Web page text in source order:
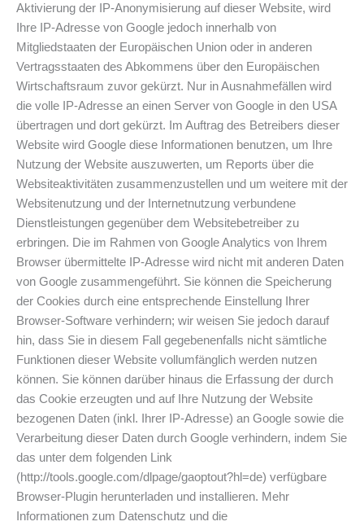
Aktivierung der IP-Anonymisierung auf dieser Website, wird
Ihre IP-Adresse von Google jedoch innerhalb von
Mitgliedstaaten der Europäischen Union oder in anderen
Vertragsstaaten des Abkommens über den Europäischen
Wirtschaftsraum zuvor gekürzt. Nur in Ausnahmefällen wird
die volle IP-Adresse an einen Server von Google in den USA
übertragen und dort gekürzt. Im Auftrag des Betreibers dieser
Website wird Google diese Informationen benutzen, um Ihre
Nutzung der Website auszuwerten, um Reports über die
Websiteaktivitäten zusammenzustellen und um weitere mit der
Websitenutzung und der Internetnutzung verbundene
Dienstleistungen gegenüber dem Websitebetreiber zu
erbringen. Die im Rahmen von Google Analytics von Ihrem
Browser übermittelte IP-Adresse wird nicht mit anderen Daten
von Google zusammengeführt. Sie können die Speicherung
der Cookies durch eine entsprechende Einstellung Ihrer
Browser-Software verhindern; wir weisen Sie jedoch darauf
hin, dass Sie in diesem Fall gegebenenfalls nicht sämtliche
Funktionen dieser Website vollumfänglich werden nutzen
können. Sie können darüber hinaus die Erfassung der durch
das Cookie erzeugten und auf Ihre Nutzung der Website
bezogenen Daten (inkl. Ihrer IP-Adresse) an Google sowie die
Verarbeitung dieser Daten durch Google verhindern, indem Sie
das unter dem folgenden Link
(http://tools.google.com/dlpage/gaoptout?hl=de) verfügbare
Browser-Plugin herunterladen und installieren. Mehr
Informationen zum Datenschutz und die